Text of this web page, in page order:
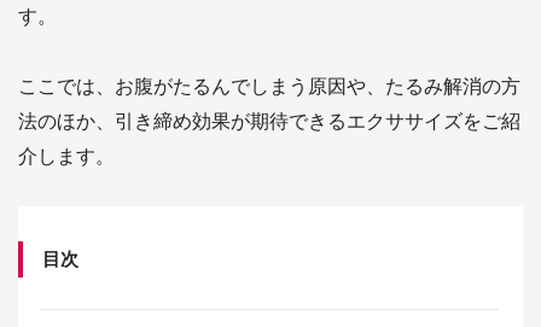
す。
ここでは、お腹がたるんでしまう原因や、たるみ解消の方
法のほか、引き締め効果が期待できるエクササイズをご紹
介します。
目次